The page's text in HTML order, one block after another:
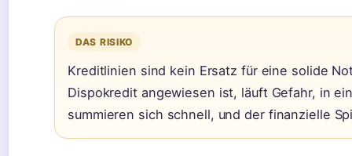
DAS RISIKO
Kreditlinien sind kein Ersatz für eine solide
Dispokredit angewiesen ist, läuft Gefahr, in
summieren sich schnell, und der finanzielle